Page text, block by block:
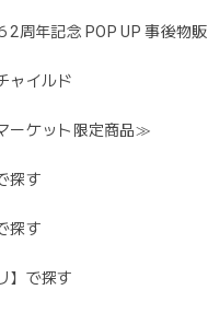
2周年記念 POP UP 事後物販
ャイルド
ーケット限定商品≫
探す
探す
】で探す